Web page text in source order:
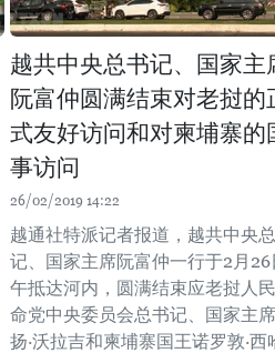
越共中央总书记、国家主
阮富仲圆满结束对老挝的
式友好访问和对柬埔寨的
事访问
26/02/2019 14:22
越通社特派记者报道，越共中央
记、国家主席阮富仲一行于2月26
午抵达河内，圆满结束应老挝人
命党中央委员会总书记、国家主
扬·沃拉吉和柬埔寨国王诺罗敦·西